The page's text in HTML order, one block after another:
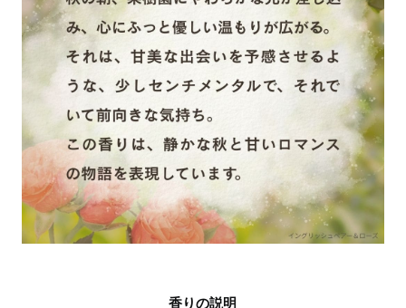
香りの説明